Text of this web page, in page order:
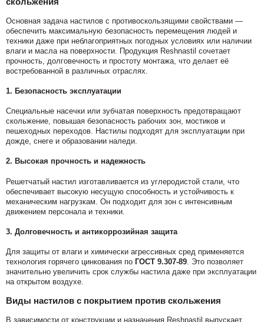
Основная задача настилов с противоскользящими свойствами —
обеспечить максимальную безопасность перемещения людей и
техники даже при неблагоприятных погодных условиях или наличии
влаги и масла на поверхности. Продукция Reshnastil сочетает
прочность, долговечность и простоту монтажа, что делает её
востребованной в различных отраслях.
1. Безопасность эксплуатации
Специальные насечки или зубчатая поверхность предотвращают
скольжение, повышая безопасность рабочих зон, мостиков и
пешеходных переходов. Настилы подходят для эксплуатации при
дожде, снеге и образовании наледи.
2. Высокая прочность и надежность
Решетчатый настил изготавливается из углеродистой стали, что
обеспечивает высокую несущую способность и устойчивость к
механическим нагрузкам. Он подходит для зон с интенсивным
движением персонала и техники.
3. Долговечность и антикоррозийная защита
Для защиты от влаги и химически агрессивных сред применяется
технология горячего цинкования по ГОСТ 9.307-89. Это позволяет
значительно увеличить срок службы настила даже при эксплуатации
на открытом воздухе.
Виды настилов с покрытием против скольжения
В зависимости от конструкции и назначения Reshnastil выпускает